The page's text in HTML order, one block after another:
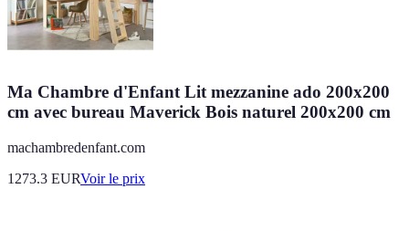
Ma Chambre d'Enfant Lit mezzanine ado 200x200
cm avec bureau Maverick Bois naturel 200x200 cm
machambredenfant.com
1273.3 EURVoir le prix